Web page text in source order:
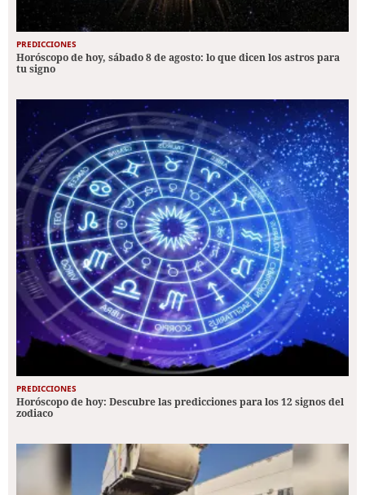
PREDICCIONES
Horóscopo de hoy, sábado 8 de agosto: lo que dicen los astros para
tu signo
PREDICCIONES
Horóscopo de hoy: Descubre las predicciones para los 12 signos del
zodiaco